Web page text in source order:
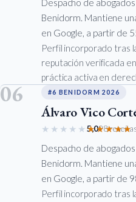
Despacho de
Benidorm. Mantiene
en Google, a partir de
Perfil incorporado tras
reputación verificada
práctica activa en
06 #6 BENIDORM 2026
Álvaro Vico
★★★★★★★★★★
5,098
Despacho de
Benidorm. Mantiene
en Google, a partir de
Perfil incorporado tras